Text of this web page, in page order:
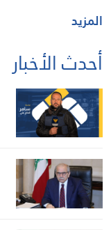
المزيد
أحدث الأخبار